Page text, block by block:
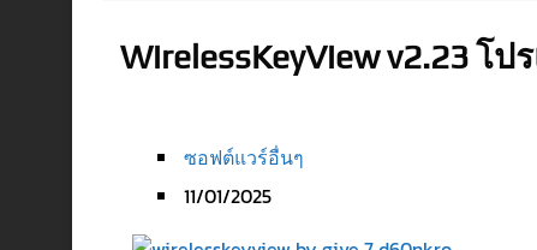
WirelessKeyView v2.23 โ
ซอฟต์แวร์อื่นๆ
11/01/2025